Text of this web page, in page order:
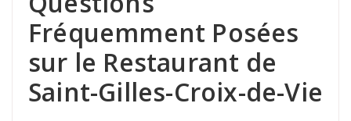
Fréquemment Posées
sur le Restaurant de
Saint-Gilles-Croix-de-Vie